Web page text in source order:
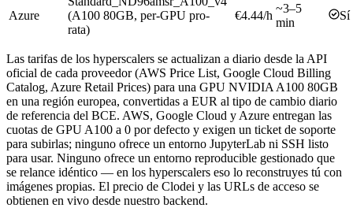
Azure
(A100 80GB, per-GPU pro-
rata)
€4.44/h
~3–5
min
Sí
Las tarifas de los hyperscalers se actualizan a diario desde la API
oficial de cada proveedor (AWS Price List, Google Cloud Billing
Catalog, Azure Retail Prices) para una GPU NVIDIA A100 80GB
en una región europea, convertidas a EUR al tipo de cambio diario
de referencia del BCE. AWS, Google Cloud y Azure entregan las
cuotas de GPU A100 a 0 por defecto y exigen un ticket de soporte
para subirlas; ninguno ofrece un entorno JupyterLab ni SSH listo
para usar. Ninguno ofrece un entorno reproducible gestionado que
se relance idéntico — en los hyperscalers eso lo reconstruyes tú con
imágenes propias. El precio de Clodei y las URLs de acceso se
obtienen en vivo desde nuestro backend.